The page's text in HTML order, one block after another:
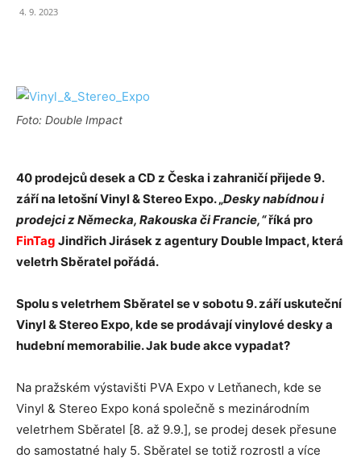
4. 9. 2023
Foto: Double Impact
40 prodejců desek a CD z Česka i zahraničí přijede 9.
září na letošní Vinyl & Stereo Expo. „Desky nabídnou i
prodejci z Německa, Rakouska či Francie,“říká pro
FinTag Jindřich Jirásek z agentury Double Impact, která
veletrh Sběratel pořádá.
Spolu s veletrhem Sběratel se v sobotu 9. září uskuteční
Vinyl & Stereo Expo, kde se prodávají vinylové desky a
hudební memorabilie. Jak bude akce vypadat?
Na pražském výstavišti PVA Expo v Letňanech, kde se
Vinyl & Stereo Expo koná společně s mezinárodním
veletrhem Sběratel [8. až 9.9.], se prodej desek přesune
do samostatné haly 5. Sběratel se totiž rozrostl a více